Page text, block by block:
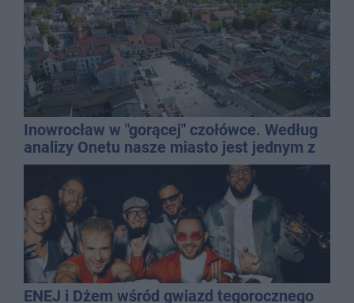
Inowrocław w "gorącej" czołówce. Według
analizy Onetu nasze miasto jest jednym z
najbardziej narażonych na upały
ENEJ i Dżem wśród gwiazd tegorocznego